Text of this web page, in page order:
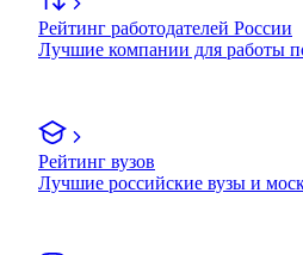
Рейтинг работодателей России
Лучшие компании для работы
Рейтинг вузов
Лучшие российские вузы и